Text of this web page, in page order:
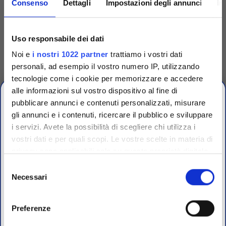
Consenso Dettagli Impostazioni degli annunci
Uso responsabile dei dati
Noi e i nostri 1022 partner trattiamo i vostri dati
personali, ad esempio il vostro numero IP, utilizzando
tecnologie come i cookie per memorizzare e accedere
alle informazioni sul vostro dispositivo al fine di
pubblicare annunci e contenuti personalizzati, misurare
gli annunci e i contenuti, ricercare il pubblico e sviluppare
i servizi. Avete la possibilità di scegliere chi utilizza i
vostri dati e per quali scopi. Le vostre scelte in materia di
modificare o revocare il proprio consenso in qualsiasi
momento dalla Dichiarazione sui cookie o facendo clic
delNecessari
Preferenze
Anse sterili 5 µl per
inoculo bustine da 20
Anse per inoculazione da 5 μl,
flessibili, sterili irradiate,
colore rosso. In bustine da 20
pz
Accedi Per visualizzare
prezzi e schede tecniche
Anse per inoculazione da 5 μl,
flessibili, sterili irradiate,
colore rosso. Conf. singola
Accedi Per visualizzare
prezzi e schede tecniche
OFFERTE PROMO
Scopri le migliori offerte del momento su molti dei